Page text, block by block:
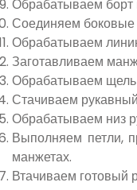
Обрабатываем борт
Соединяем
Обрабатываем
Заготавливаем
Обрабатываем щель
Стачиваем
Обрабатываем низ
Выполняем петли,
манжетах.
Втачиваем готовый